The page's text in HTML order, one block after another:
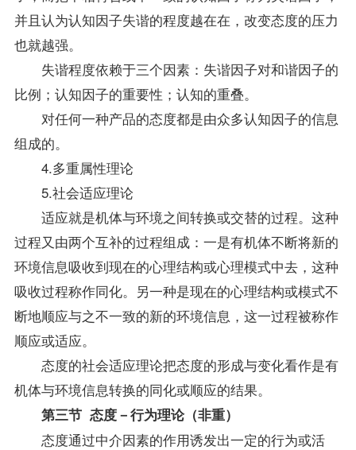
并且认为认知因子失谐的程度越在在，改变态度的压力
也就越强。
失谐程度依赖于三个因素：失谐因子对和谐因子的
比例；认知因子的重要性；认知的重叠。
对任何一种产品的态度都是由众多认知因子的信息
组成的。
4.多重属性理论
5.社会适应理论
适应就是机体与环境之间转换或交替的过程。这种
过程又由两个互补的过程组成：一是有机体不断将新的
环境信息吸收到现在的心理结构或心理模式中去，这种
吸收过程称作同化。另一种是现在的心理结构或模式不
断地顺应与之不一致的新的环境信息，这一过程被称作
顺应或适应。
态度的社会适应理论把态度的形成与变化看作是有
机体与环境信息转换的同化或顺应的结果。
第三节 态度－行为理论（非重）
态度通过中介因素的作用诱发出一定的行为或活